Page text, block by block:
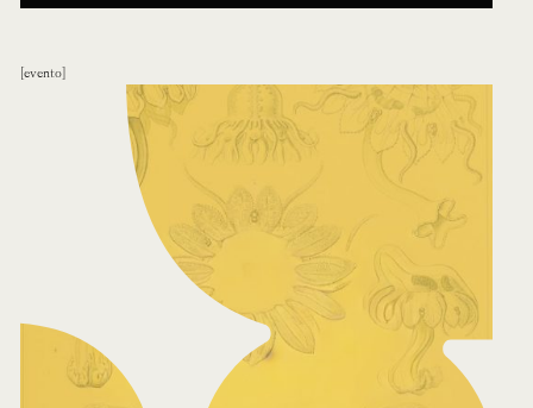
evento